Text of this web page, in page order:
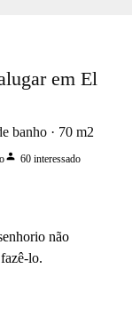
em El
banho 70 m2
person 60 interessado
não
lo.